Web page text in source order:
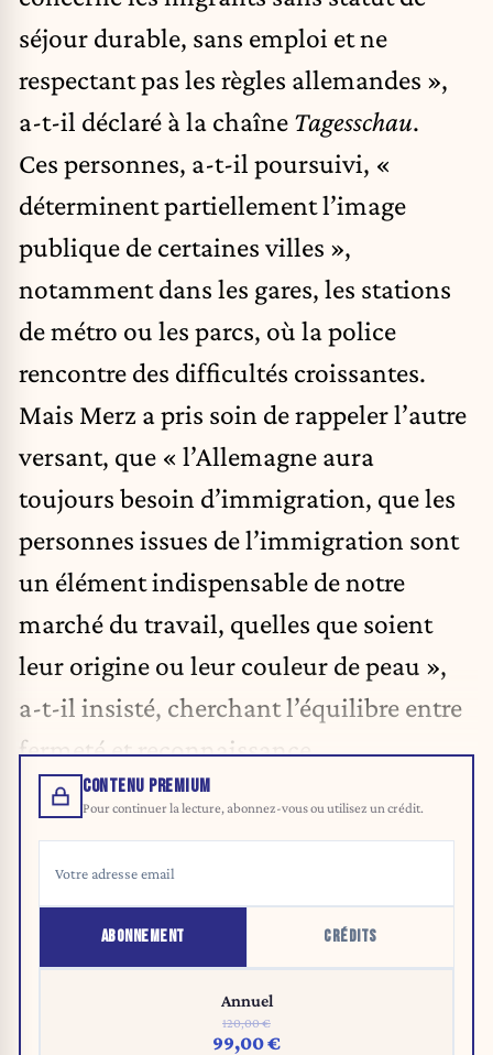
séjour durable, sans emploi et ne
respectant pas les règles allemandes »,
a-t-il déclaré à la chaîne Tagesschau.
Ces personnes, a-t-il poursuivi, «
déterminent partiellement l’image
publique de certaines villes »,
notamment dans les gares, les stations
de métro ou les parcs, où la police
rencontre des difficultés croissantes.
Mais Merz a pris soin de rappeler l’autre
versant, que « l’Allemagne aura
toujours besoin d’immigration, que les
personnes issues de l’immigration sont
un élément indispensable de notre
marché du travail, quelles que soient
leur origine ou leur couleur de peau »,
a-t-il insisté, cherchant l’équilibre entre
fermeté et reconnaissance.
CONTENU PREMIUM
Pour continuer la lecture, abonnez-vous ou utilisez un crédit.
ABONNEMENT CRÉDITS
Annuel
120,00 €
99,00 €